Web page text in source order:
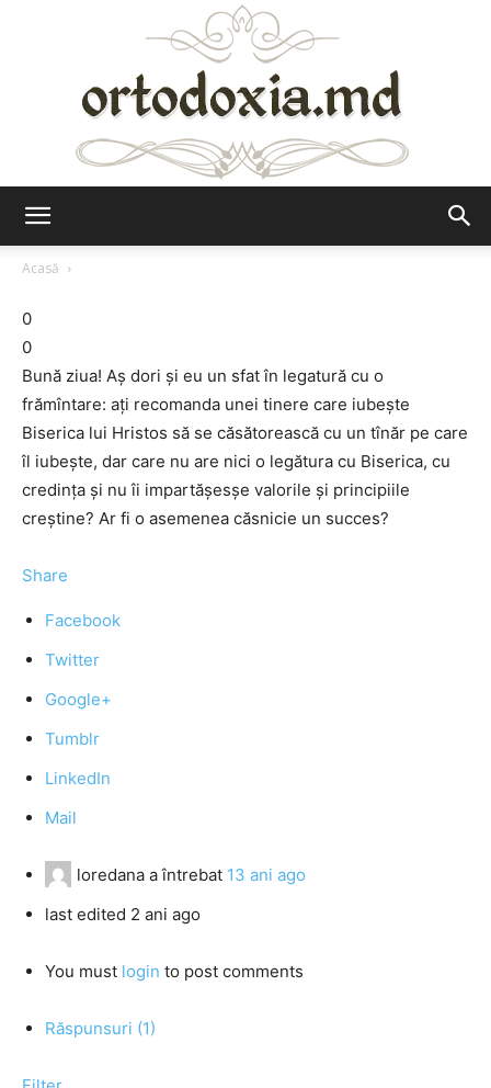
Acasă
0
0
Bună ziua! Aş dori şi eu un sfat în legatură cu o
frămîntare: aţi recomanda unei tinere care iubeşte
Biserica lui Hristos să se căsătorească cu un tînăr pe care
îl iubeşte, dar care nu are nici o legătura cu Biserica, cu
credinţa şi nu îi impartăşesşe valorile şi principiile
creştine? Ar fi o asemenea căsnicie un succes?
Share
Facebook
Twitter
Google+
Tumblr
LinkedIn
Mail
loredana a întrebat 13 ani ago
last edited 2 ani ago
You must login to post comments
Răspunsuri (1)